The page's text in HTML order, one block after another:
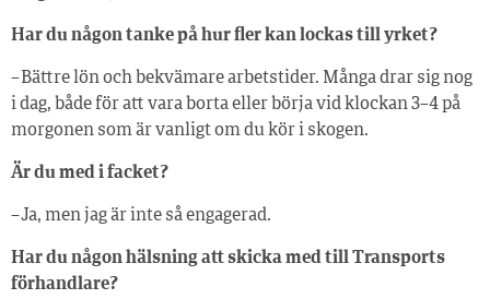
Har du någon tanke på hur fler kan lockas till yrket?
– Bättre lön och bekvämare arbetstider. Många drar sig nog
i dag, både för att vara borta eller börja vid klockan 3–4 på
morgonen som är vanligt om du kör i skogen.
Är du med i facket?
– Ja, men jag är inte så engagerad.
Har du någon hälsning att skicka med till Transports
förhandlare?